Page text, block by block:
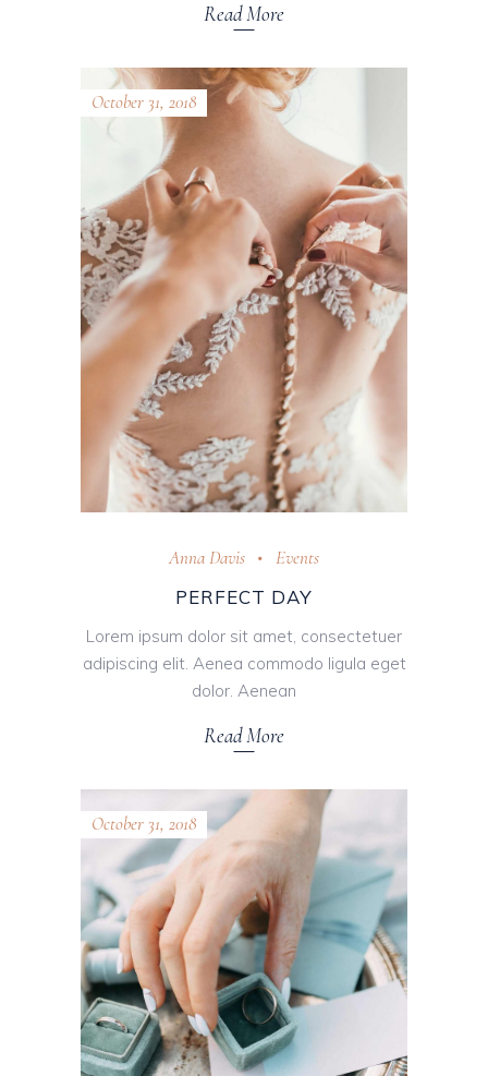
Read More
October 31, 2018
Anna Davis
Events
PERFECT DAY
Lorem ipsum dolor sit amet, consectetuer
adipiscing elit. Aenea commodo ligula eget
dolor. Aenean
Read More
October 31, 2018